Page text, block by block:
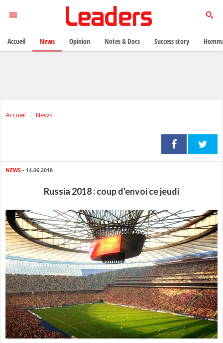
Accueil News
NEWS - 14.06.2018
Russia 2018 : coup d'envoi ce jeudi
Accueil News Opinion Notes & Docs Success story